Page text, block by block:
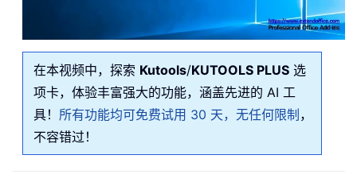
在本视频中，探索 Kutools/KUTOOLS PLUS 选
项卡，体验丰富强大的功能，涵盖先进的 AI 工
具！ 所有功能均可免费试用 30 天，无任何限制，
不容错过！